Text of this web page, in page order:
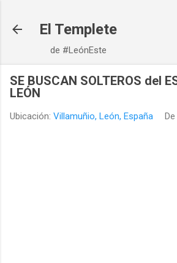
El Templete
de #LeónEste
SE BUSCAN SOLTEROS del
LEÓN
Ubicación: Villamuñio, León, España De